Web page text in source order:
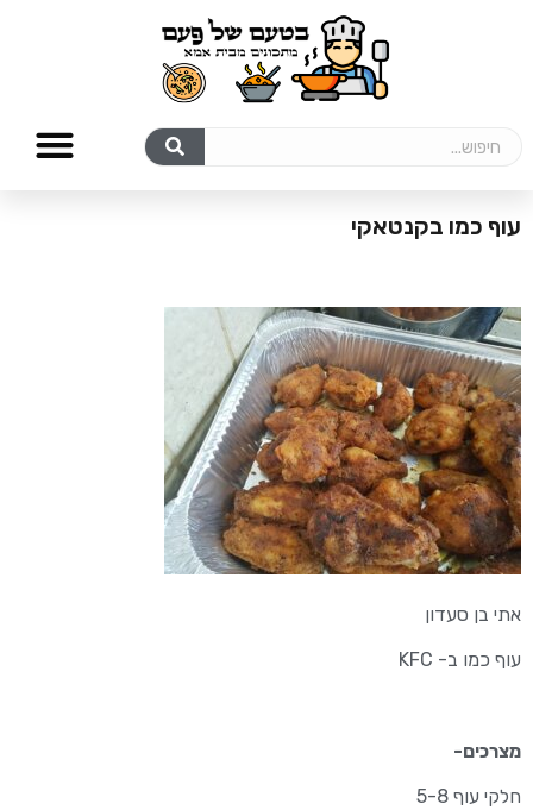
עוף כמו בקנטאקי
אתי בן סעדון
עוף כמו ב- KFC
מצרכים-
חלקי עוף 5-8